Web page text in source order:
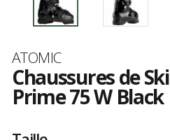
Marque
ATOMIC
Chaussures de
Prime 75 W Black